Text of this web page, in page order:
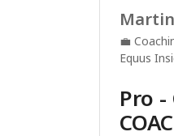
💼
Equus
Pro -